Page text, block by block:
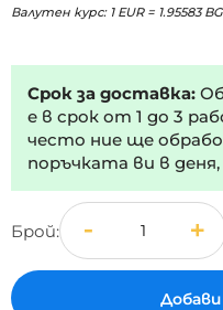
Валутен курс: 1 EUR = 1.95583
Срок за доставка:
е в срок от 1 до 3
често ние ще
поръчката ви в
Брой